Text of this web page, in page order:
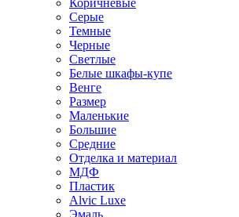
Коричневые
Серые
Темные
Черные
Светлые
Белые шкафы-купе
Венге
Размер
Маленькие
Большие
Средние
Отделка и материал
МДФ
Пластик
Alvic Luxe
Эмаль